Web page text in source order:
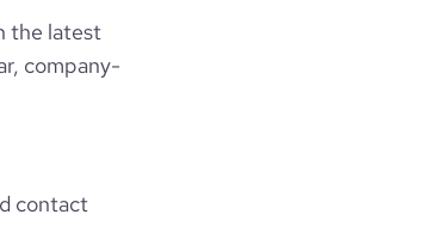
the latest
company-
contact